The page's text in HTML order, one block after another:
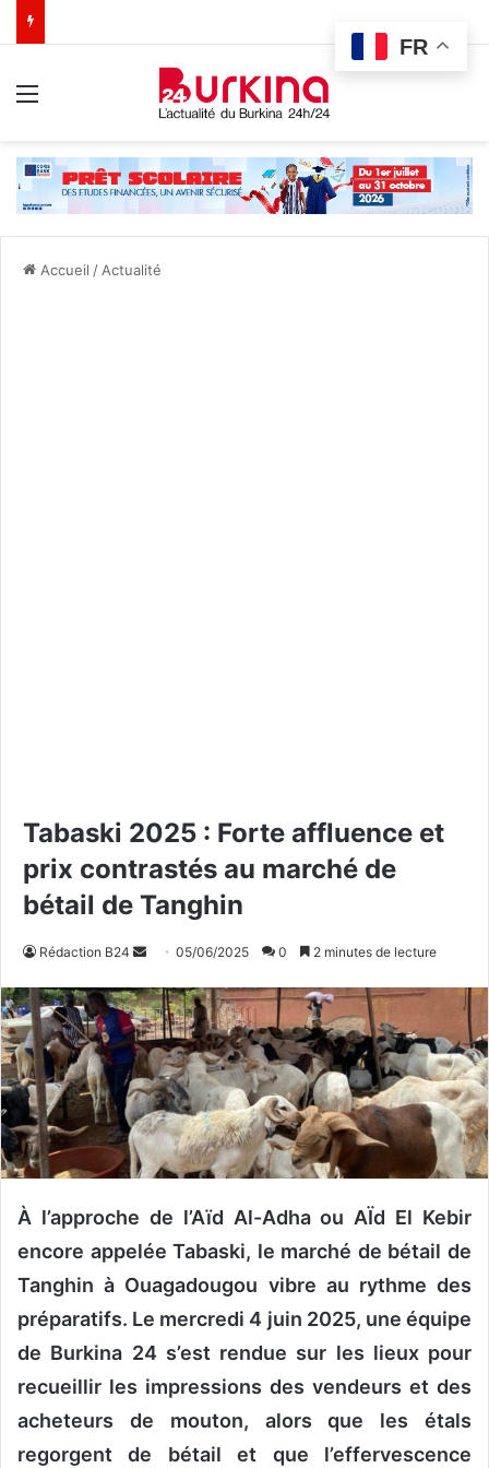
Accueil / Actualité
Tabaski 2025 : Forte affluence et
prix contrastés au marché de
bétail de Tanghin
Rédaction B24
v
o
y
e
r
u
n
o
u
r
i
e
05/06/2025 0 2 minutes de lecture
À l’approche de l’Aïd Al-Adha ou AÏd El Kebir
encore appelée Tabaski, le marché de bétail de
Tanghin à Ouagadougou vibre au rythme des
préparatifs. Le mercredi 4 juin 2025, une équipe
de Burkina 24 s’est rendue sur les lieux pour
recueillir les impressions des vendeurs et des
acheteurs de mouton, alors que les étals
regorgent de bétail et que l’effervescence
FR